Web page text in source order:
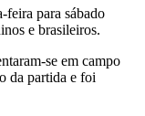
feira para sábado
e brasileiros.
se em campo
da partida e foi